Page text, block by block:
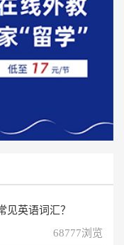
英语词汇？
68777浏览